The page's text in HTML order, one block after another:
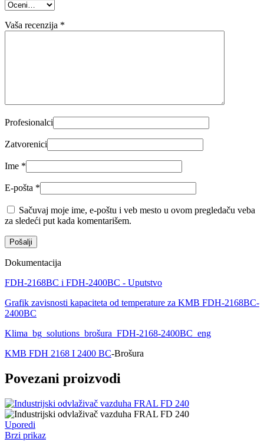
Vaša recenzija *
Profesionalci
Zatvorenici
Ime *
E-pošta *
Sačuvaj moje ime, e-poštu i veb mesto u ovom pregledaču veba
za sledeći put kada komentarišem.
Dokumentacija
FDH-2168BC i FDH-2400BC - Uputstvo
Grafik zavisnosti kapaciteta od temperature za KMB FDH-2168BC-
2400BC
Klima_bg_solutions_brošura_FDH-2168-2400BC_eng
KMB FDH 2168 I 2400 BC-Brošura
Povezani proizvodi
Uporedi
Brzi prikaz